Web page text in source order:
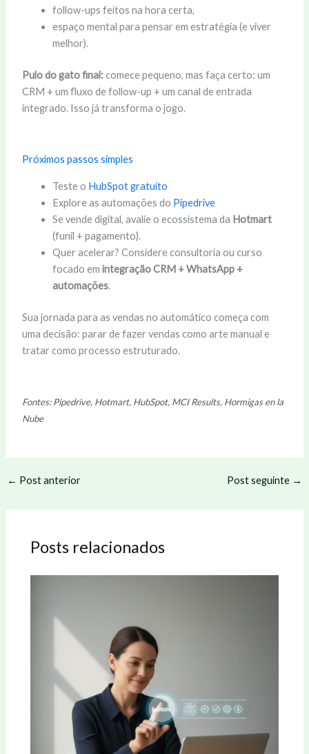
follow-ups feitos na hora certa,
espaço mental para pensar em estratégia (e viver
melhor).
Pulo do gato final:comece pequeno, mas faça certo: um
CRM + um fluxo de follow-up + um canal de entrada
integrado. Isso já transforma o jogo.
Próximos passos simples
Teste o HubSpot gratuito
Explore as automações do Pipedrive
Se vende digital, avalie o ecossistema da Hotmart
(funil + pagamento).
Quer acelerar? Considere consultoria ou curso
focado em integração CRM + WhatsApp +
automações.
Sua jornada para as vendas no automático começa com
uma decisão: parar de fazer vendas como arte manual e
tratar como processo estruturado.
Fontes: Pipedrive, Hotmart, HubSpot, MCI Results, Hormigas en la
Nube
← Post anterior Post seguinte →
Posts relacionados